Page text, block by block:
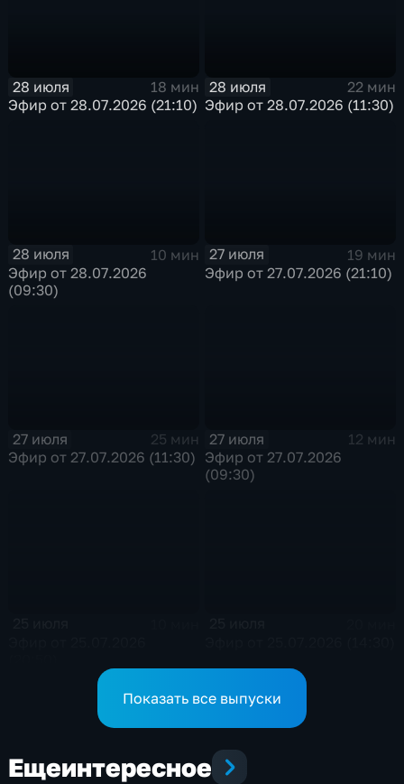
28 июля
18 мин
Эфир от 28.07.2026 (21:10)
28 июля
22 мин
Эфир от 28.07.2026 (11:30)
28 июля
10 мин
Эфир от 28.07.2026
(09:30)
27 июля
19 мин
Эфир от 27.07.2026 (21:10)
27 июля
25 мин
Эфир от 27.07.2026 (11:30)
27 июля
12 мин
Эфир от 27.07.2026
(09:30)
Показать все выпуски
Ещеинтересное